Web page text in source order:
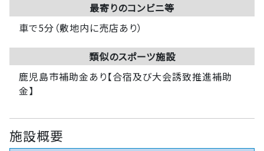
最寄りのコンビニ等
車で5分（敷地内に売店あり）
類似のスポーツ施設
鹿児島市補助金あり【合宿及び大会誘致推進補助
金】
施設概要